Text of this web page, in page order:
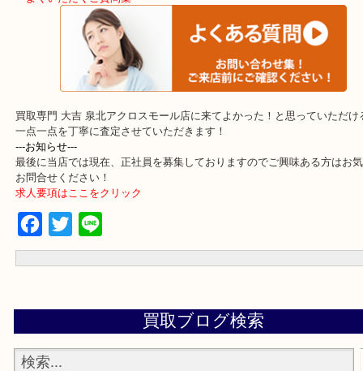
・事前相談はお電話で解決
・よくいただくご質問集
最後に当店では現在、正社員を募集しておりますのでご興味ある方
お問合せください！